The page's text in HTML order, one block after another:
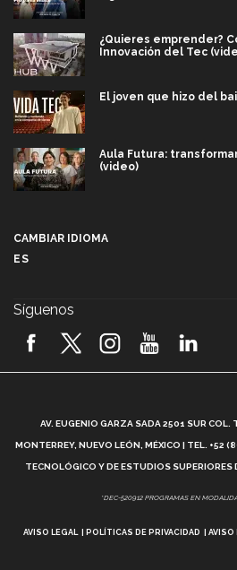
¿Quieres emprender?
Innovación del Tec
El joven que hizo del
Aula Futura:
(video)
2026! (video)
¿Cómo es el Modelo
Vida Tec: Feminismo e
CAMBIAR IDIOMA
ES
Síguenos
AV. EUGENIO GARZA SADA 2501 SUR
MONTERREY, NUEVO LEÓN, MÉXICO | TEL.
TECNOLÓGICO Y DE ESTUDIOS SUPERIORES
*DEC-520912 PROGRAMAS EN
AVISO LEGAL POLÍTICAS DE PRIVACIDAD AVISO